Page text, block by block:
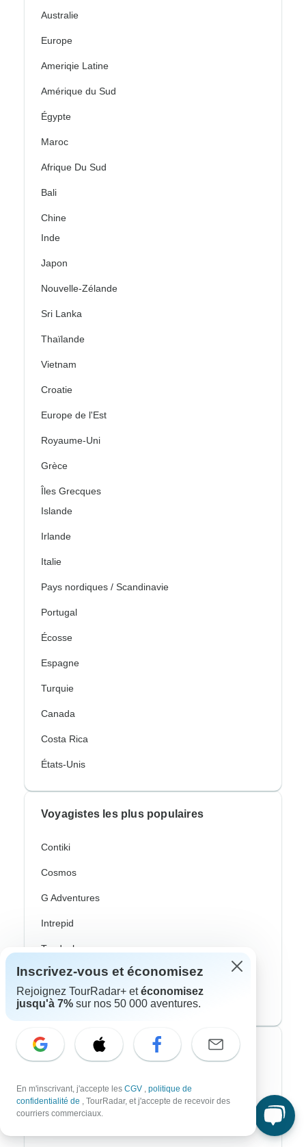
Australie
Europe
Ameriqie Latine
Amérique du Sud
Égypte
Maroc
Afrique Du Sud
Bali
Chine
Inde
Japon
Nouvelle-Zélande
Sri Lanka
Thaïlande
Vietnam
Croatie
Europe de l'Est
Royaume-Uni
Grèce
Îles Grecques
Islande
Irlande
Italie
Pays nordiques / Scandinavie
Portugal
Écosse
Espagne
Turquie
Canada
Costa Rica
États-Unis
Voyagistes les plus populaires
Contiki
Cosmos
G Adventures
Intrepid
Topdeck
Trafalgar
CroisiEurope River Cruises
Styles de voyage les plus populaires
Vélo
Inscrivez-vous et économisez
Rejoignez TourRadar+ etéconomisez
jusqu'à 7% sur nos 50 000 aventures.
En m'inscrivant, j'accepte les CGV , politique de
confidentialité de , TourRadar, et j'accepte de recevoir des
courriers commerciaux.